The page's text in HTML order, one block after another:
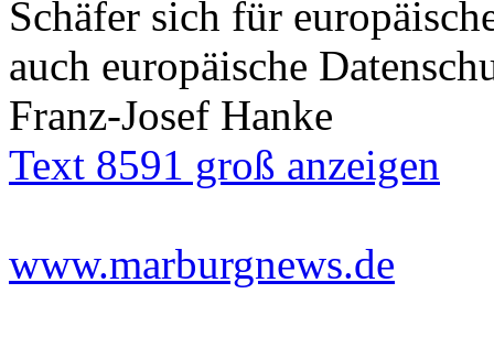
Schäfer sich für
auch europäische
Franz-Josef Hanke
Text 8591 groß anzeigen
www.marburgnews.de